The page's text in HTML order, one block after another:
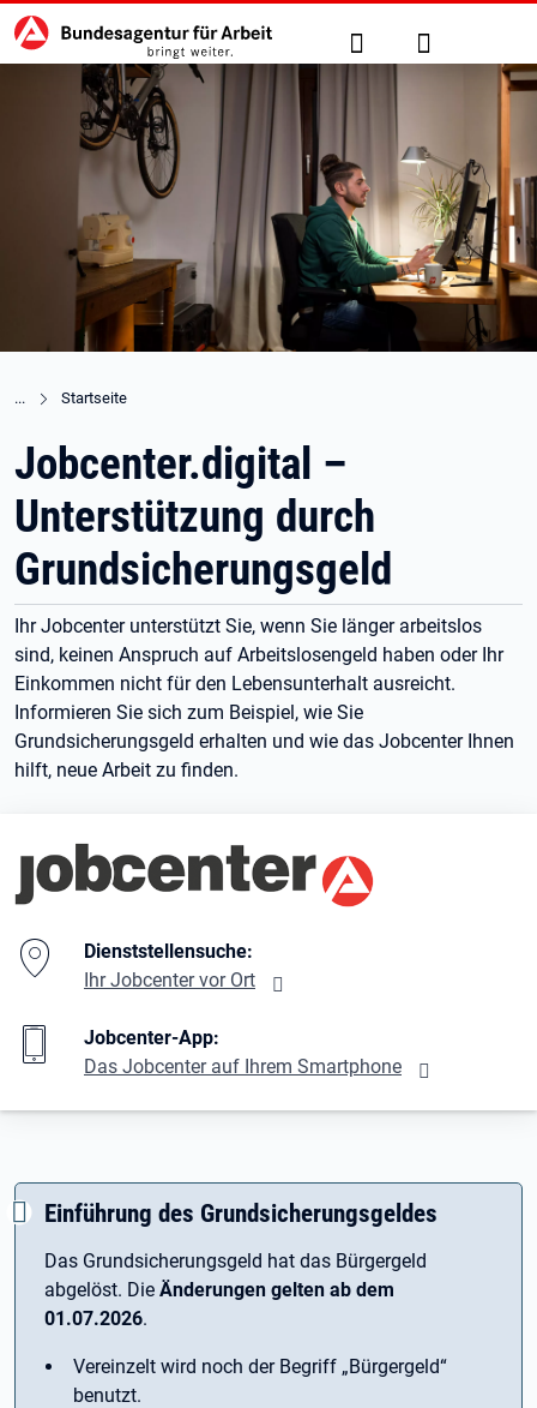
zu den Hauptinhalten springen
Hauptnavigation Suche Anmelden
Startseite
Jobcenter.digital –
Unterstützung durch
Grundsicherungsgeld
Ihr Jobcenter unterstützt Sie, wenn Sie länger arbeitslos
sind, keinen Anspruch auf Arbeitslosengeld haben oder Ihr
Einkommen nicht für den Lebensunterhalt ausreicht.
Informieren Sie sich zum Beispiel, wie Sie
Grundsicherungsgeld erhalten und wie das Jobcenter Ihnen
hilft, neue Arbeit zu finden.
Branding-Bereich Beschreibung
Dienststellensuche:
Ihr Jobcenter vor Ort
Jobcenter-App:
Das Jobcenter auf Ihrem Smartphone
Einführung des Grundsicherungsgeldes
Das Grundsicherungsgeld hat das Bürgergeld
abgelöst. Die Änderungen gelten ab dem
01.07.2026.
Vereinzelt wird noch der Begriff ­„Bürgergeld“
benutzt.